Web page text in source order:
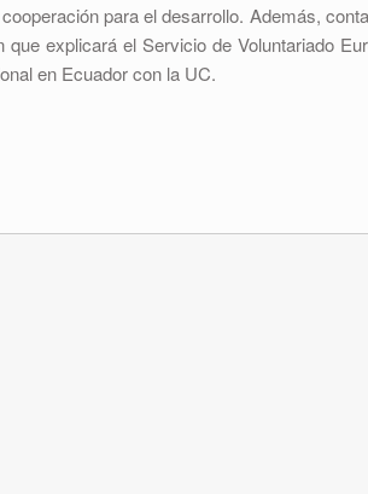
para el desarrollo. Además,
explicará el Servicio de Voluntariado
en Ecuador con la UC.